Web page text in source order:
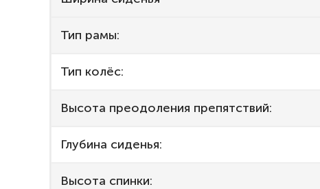
Тип рамы:
Тип колёс:
Высота преодоления препятствий:
Глубина сиденья:
Высота спинки: